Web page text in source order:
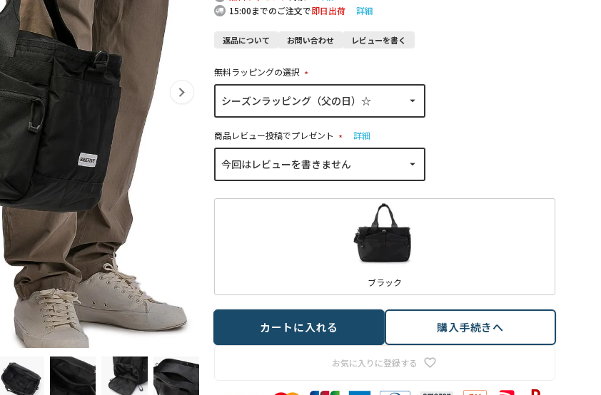
15:00までのご注文で即日出荷 詳細
返品について お問い合わせ レビューを書く
無料ラッピングの選択
(
必
)
商品レビュー投稿でプレゼント
(
必
)
詳細
ブラック
お気に入りに登録する
カートに入れる 購入手続きへ